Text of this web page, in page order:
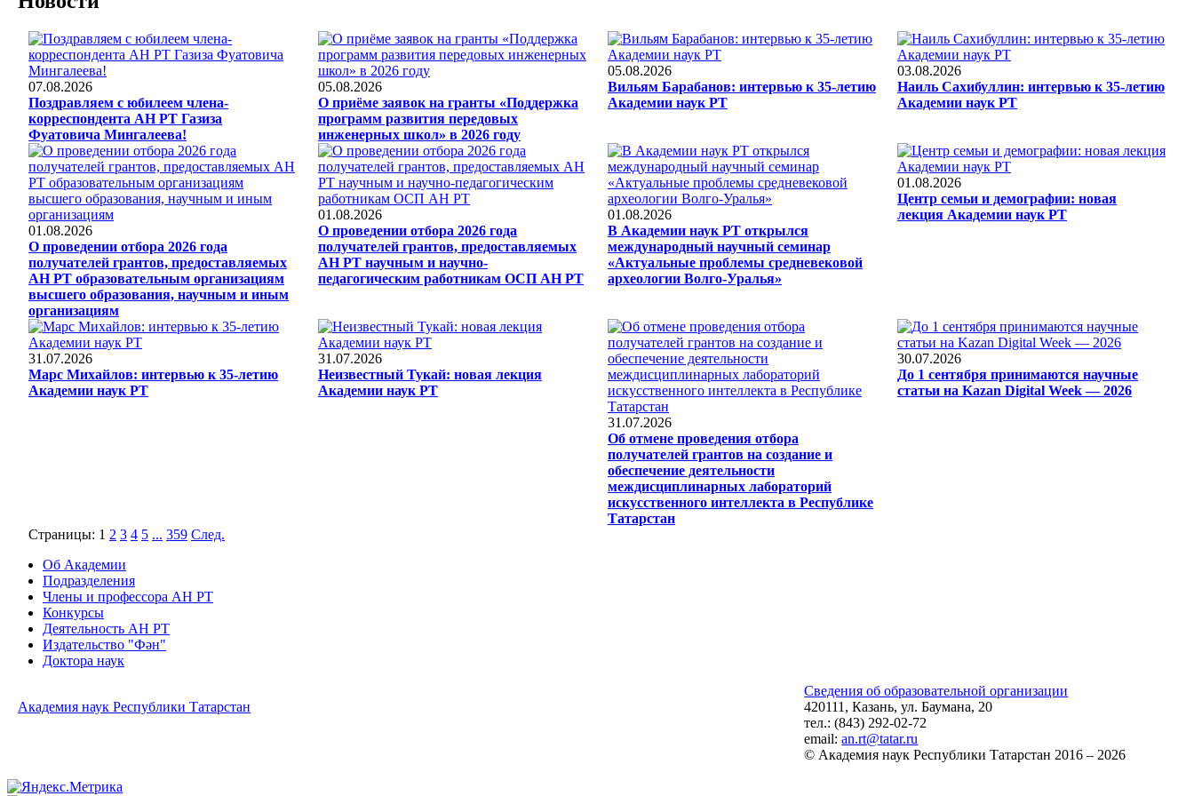
07.08.2026
Поздравляем с юбилеем члена-
корреспондента АН РТ Газиза
Фуатовича Мингалеева!
05.08.2026
О приёме заявок на гранты «Поддержка
программ развития передовых
инженерных школ» в 2026 году
05.08.2026
Вильям Барабанов: интервью к 35-летию
Академии наук РТ
03.08.2026
Наиль Сахибуллин: интервью к 35-летию
Академии наук РТ
01.08.2026
О проведении отбора 2026 года
получателей грантов, предоставляемых
АН РТ образовательным организациям
высшего образования, научным и иным
организациям
01.08.2026
О проведении отбора 2026 года
получателей грантов, предоставляемых
АН РТ научным и научно-
педагогическим работникам ОСП АН РТ
01.08.2026
В Академии наук РТ открылся
международный научный семинар
«Актуальные проблемы средневековой
археологии Волго-Уралья»
01.08.2026
Центр семьи и демографии: новая
лекция Академии наук РТ
31.07.2026
Марс Михайлов: интервью к 35-летию
Академии наук РТ
31.07.2026
Неизвестный Тукай: новая лекция
Академии наук РТ
31.07.2026
Об отмене проведения отбора
получателей грантов на создание и
обеспечение деятельности
междисциплинарных лабораторий
искусственного интеллекта в Республике
Татарстан
30.07.2026
До 1 сентября принимаются научные
статьи на Kazan Digital Week — 2026
Страницы: 1 2 3 4 5 ... 359 След.
Об Академии
Подразделения
Члены и профессора АН РТ
Конкурсы
Деятельность АН РТ
Издательство "Фән"
Доктора наук
Академия наук Республики Татарстан
Сведения об образовательной организации
420111, Казань, ул. Баумана, 20
тел.: (843) 292-02-72
email:an.rt@tatar.ru
© Академия наук Республики Татарстан 2016 – 2026